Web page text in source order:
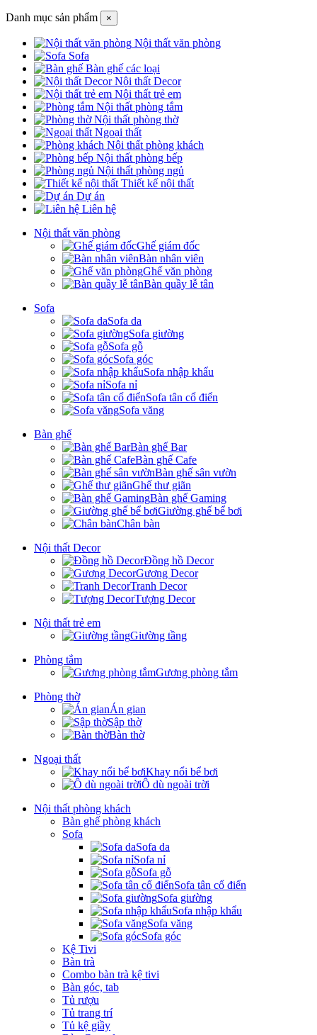
Danh mục sản phẩm ×
Nội thất văn phòng
Sofa
Bàn ghế các loại
Nội thất Decor
Nội thất trẻ em
Nội thất phòng tắm
Nội thất phòng thờ
Ngoại thất
Nội thất phòng khách
Nội thất phòng bếp
Nội thất phòng ngủ
Thiết kế nội thất
Dự án
Liên hệ
Nội thất văn phòng
Ghế giám đốc
Bàn nhân viên
Ghế văn phòng
Bàn quầy lễ tân
Sofa
Sofa da
Sofa giường
Sofa gỗ
Sofa góc
Sofa nhập khẩu
Sofa nỉ
Sofa tân cổ điển
Sofa văng
Bàn ghế
Bàn ghế Bar
Bàn ghế Cafe
Bàn ghế sân vườn
Ghế thư giãn
Bàn ghế Gaming
Giường ghế bể bơi
Chân bàn
Nội thất Decor
Đồng hồ Decor
Gương Decor
Tranh Decor
Tượng Decor
Nội thất trẻ em
Giường tầng
Phòng tắm
Gương phòng tắm
Phòng thờ
Án gian
Sập thờ
Bàn thờ
Ngoại thất
Khay nổi bể bơi
Ô dù ngoài trời
Nội thất phòng khách
Bàn ghế phòng khách
Sofa
Sofa da
Sofa nỉ
Sofa gỗ
Sofa tân cổ điển
Sofa giường
Sofa nhập khẩu
Sofa văng
Sofa góc
Kệ Tivi
Bàn trà
Combo bàn trà kệ tivi
Bàn góc, tab
Tủ rượu
Tủ trang trí
Tủ kệ giầy